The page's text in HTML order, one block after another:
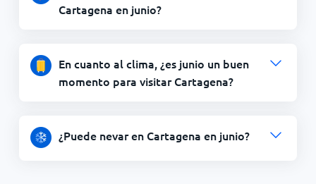
Cartagena en junio?
En cuanto al clima, ¿es junio un buen
momento para visitar Cartagena?
¿Puede nevar en Cartagena en junio?